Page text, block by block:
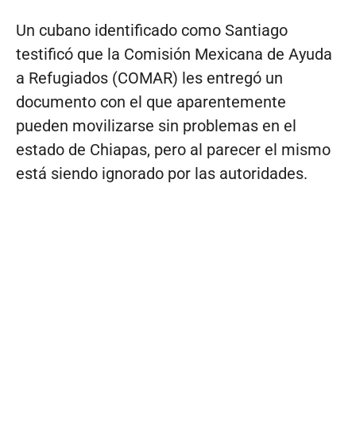
Un cubano identificado como Santiago
testificó que la Comisión Mexicana de Ayuda
a Refugiados (COMAR) les entregó un
documento con el que aparentemente
pueden movilizarse sin problemas en el
estado de Chiapas, pero al parecer el mismo
está siendo ignorado por las autoridades.